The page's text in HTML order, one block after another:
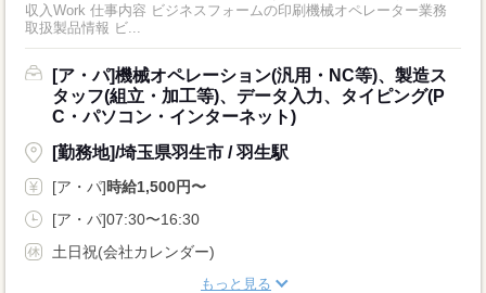
収入Work 仕事内容 ビジネスフォームの印刷機械オペレーター業務
取扱製品情報 ビ...
[ア・パ]機械オペレーション(汎用・NC等)、製造ス
タッフ(組立・加工等)、データ入力、タイピング(P
C・パソコン・インターネット)
[勤務地]/埼玉県羽生市 / 羽生駅
[ア・パ]時給1,500円〜
[ア・パ]07:30〜16:30
土日祝(会社カレンダー)
もっと見る